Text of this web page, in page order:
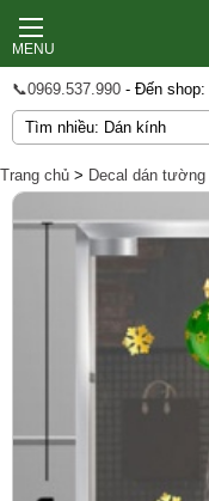
MENU
📞0969.537.990 - Đến shop:
Trang chủ > Decal dán tường